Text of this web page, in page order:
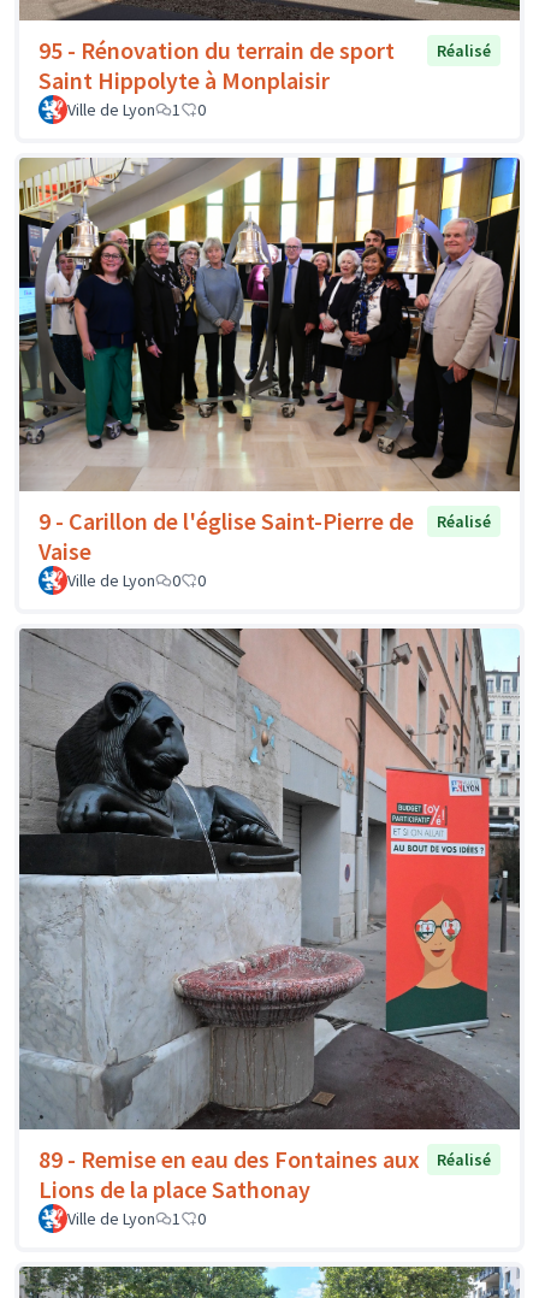
95 - Rénovation du terrain de sport
Saint Hippolyte à Monplaisir
Réalisé
Ville de Lyon 1 0
9 - Carillon de l'église Saint-Pierre de
Vaise
Réalisé
Ville de Lyon 0 0
89 - Remise en eau des Fontaines aux
Lions de la place Sathonay
Réalisé
Ville de Lyon 1 0